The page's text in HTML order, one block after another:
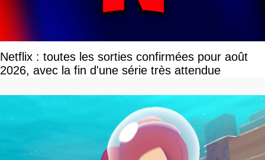
Netflix : toutes les sorties confirmées pour août
2026, avec la fin d'une série très attendue